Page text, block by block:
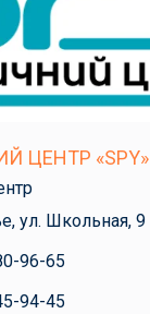
ЦЕНТР «SPY»
ул. Школьная, 9
96-65
94-45